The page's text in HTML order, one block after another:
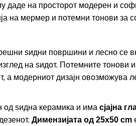
даде на просторот модерен и
на мермер и потемни тонови за
ѕидни површини и лесно се
на ѕидот. Потемните
а модерниот дизајн
од ѕидна керамика и има сјајна
Димензијата од 25x50 cm